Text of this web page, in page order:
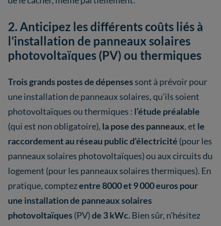
2. Anticipez les différents coûts liés à
l’installation de panneaux solaires
photovoltaïques (PV) ou thermiques
Trois grands postes de dépenses sont à prévoir pour
une installation de panneaux solaires, qu’ils soient
photovoltaïques ou thermiques : l’étude préalable
(qui est non obligatoire), la pose des panneaux, et le
raccordement au réseau public d’électricité (pour les
panneaux solaires photovoltaïques) ou aux circuits du
logement (pour les panneaux solaires thermiques). En
pratique, comptezentre 8000 et 9 000 euros pour
une installation de panneaux solaires
photovoltaïques (PV)de 3 kWc. Bien sûr, n’hésitez